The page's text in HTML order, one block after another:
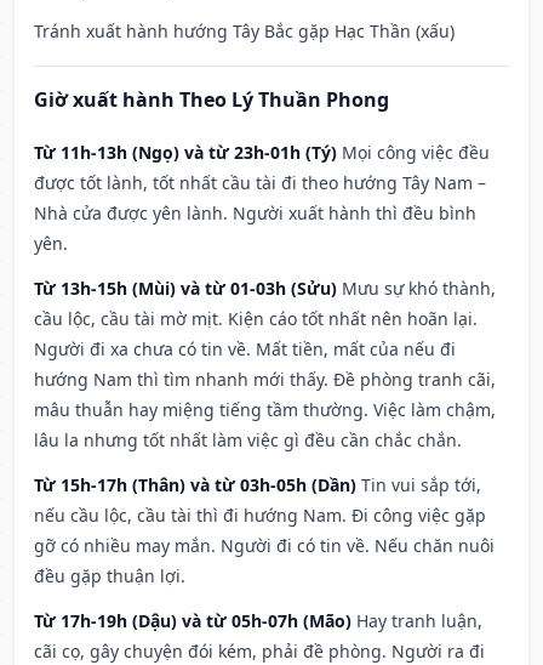
Tránh xuất hành hướng Tây Bắc gặp Hạc Thần (xấu)
Giờ xuất hành Theo Lý Thuần Phong
Từ 11h-13h (Ngọ) và từ 23h-01h (Tý) Mọi công việc đều
được tốt lành, tốt nhất cầu tài đi theo hướng Tây Nam –
Nhà cửa được yên lành. Người xuất hành thì đều bình
yên.
Từ 13h-15h (Mùi) và từ 01-03h (Sửu) Mưu sự khó thành,
cầu lộc, cầu tài mờ mịt. Kiện cáo tốt nhất nên hoãn lại.
Người đi xa chưa có tin về. Mất tiền, mất của nếu đi
hướng Nam thì tìm nhanh mới thấy. Đề phòng tranh cãi,
mâu thuẫn hay miệng tiếng tầm thường. Việc làm chậm,
lâu la nhưng tốt nhất làm việc gì đều cần chắc chắn.
Từ 15h-17h (Thân) và từ 03h-05h (Dần) Tin vui sắp tới,
nếu cầu lộc, cầu tài thì đi hướng Nam. Đi công việc gặp
gỡ có nhiều may mắn. Người đi có tin về. Nếu chăn nuôi
đều gặp thuận lợi.
Từ 17h-19h (Dậu) và từ 05h-07h (Mão) Hay tranh luận,
cãi cọ, gây chuyện đói kém, phải đề phòng. Người ra đi